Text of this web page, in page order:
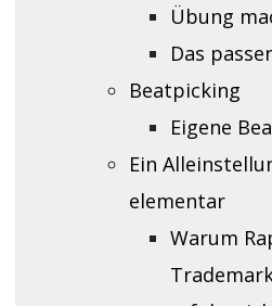
Übung
Das
Beatpicking
Eigene
Ein
elementar
Warum